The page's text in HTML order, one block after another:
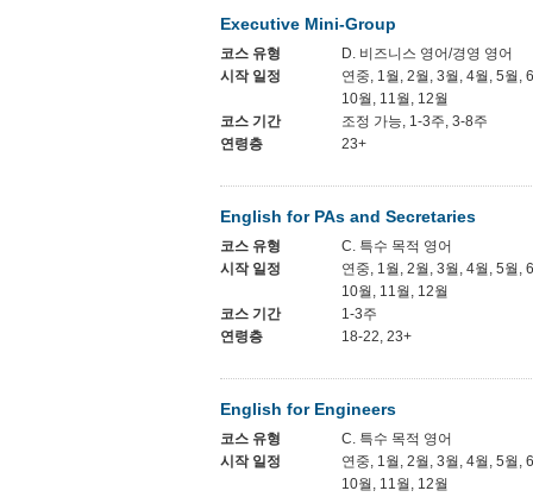
Executive Mini-Group
코스 유형
D. 비즈니스 영어/경영 영어
시작 일정
연중, 1월, 2월, 3월, 4월, 5월,
10월, 11월, 12월
코스 기간
조정 가능, 1-3주, 3-8주
연령층
23+
English for PAs and Secretaries
코스 유형
C. 특수 목적 영어
시작 일정
연중, 1월, 2월, 3월, 4월, 5월,
10월, 11월, 12월
코스 기간
1-3주
연령층
18-22, 23+
English for Engineers
코스 유형
C. 특수 목적 영어
시작 일정
연중, 1월, 2월, 3월, 4월, 5월,
10월, 11월, 12월